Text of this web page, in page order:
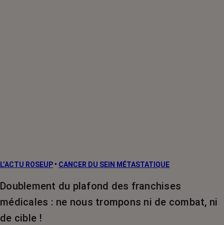
L’ACTU ROSEUP • CANCER DU SEIN MÉTASTATIQUE
Doublement du plafond des franchises
médicales : ne nous trompons ni de combat, ni
de cible !